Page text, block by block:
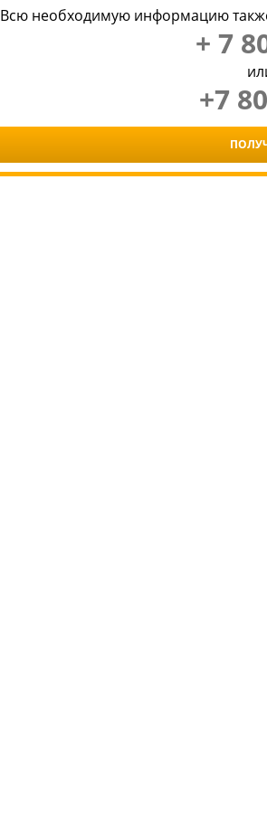
Всю необходимую информацию
+ 7
+7